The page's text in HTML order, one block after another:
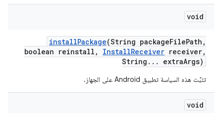
void
installPackage(String packageFilePath ,
boolean reinstall , InstallReceiver receiver,
String . . . extraArgs)
تثبِّت هذه السياسة تطبيق Android على الجهاز.
void